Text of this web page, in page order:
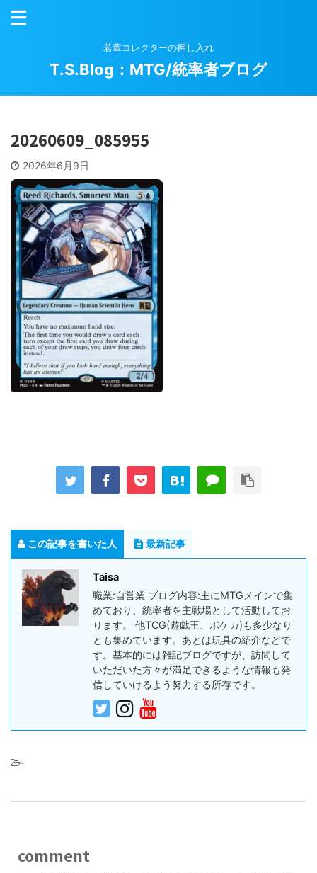
若輩コレクターの押し入れ
T.S.Blog：MTG/統率者ブログ
20260609_085955
2026年6月9日
この記事を書いた人 最新記事
Taisa
職業:自営業 ブログ内容:主にMTGメインで集
めており、統率者を主戦場として活動してお
ります。 他TCG(遊戯王、ポケカ)も多少なり
とも集めています。あとは玩具の紹介などで
す。基本的には雑記ブログですが、訪問して
いただいた方々が満足できるような情報も発
信していけるよう努力する所存です。
-
comment